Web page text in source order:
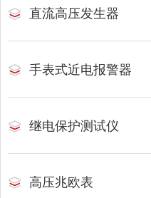
直流高压发生器
手表式近电报警器
继电保护测试仪
高压兆欧表